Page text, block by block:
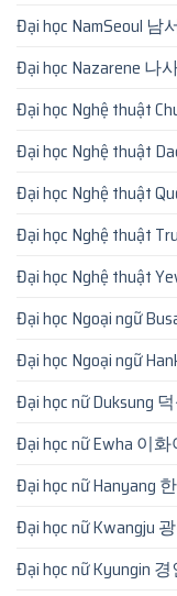
Đại học NamSeoul 남
Đại học Nazarene 나
Đại học Nghệ thuật
Đại học Nghệ thuật
Đại học Nghệ thuật
Đại học Nghệ thuật
Đại học Nghệ thuật
Đại học Ngoại ngữ
Đại học Ngoại ngữ
Đại học nữ Duksung
Đại học nữ Ewha 이
Đại học nữ Hanyang
Đại học nữ Kwangju
Đại học nữ Kyungin